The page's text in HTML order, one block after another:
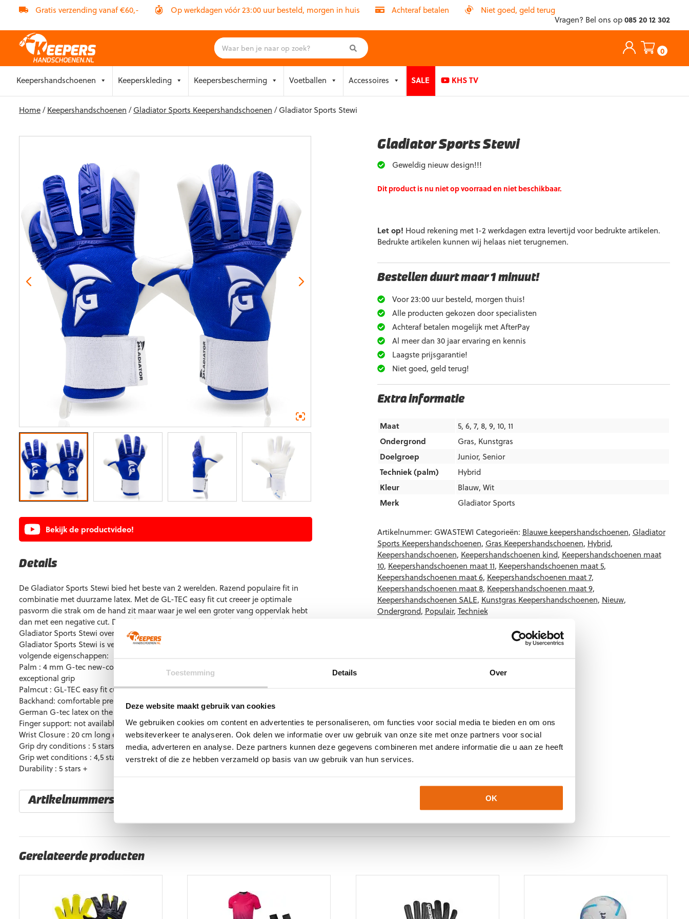
Toestemming Details Over
Deze website maakt gebruik van cookies
We gebruiken cookies om content en advertenties te personaliseren, om functies voor social media te bieden en om ons
websiteverkeer te analyseren. Ook delen we informatie over uw gebruik van onze site met onze partners voor social
media, adverteren en analyse. Deze partners kunnen deze gegevens combineren met andere informatie die u aan ze heeft
verstrekt of die ze hebben verzameld op basis van uw gebruik van hun services.
OK
Gratis verzending vanaf €60,- Op werkdagen vóór 23:00 uur besteld, morgen in huis Achteraf betalen
Niet goed, geld terug
Vragen? Bel ons op085 20 12 302
0
toKeepershandschoenen Keeperskleding Keepersbescherming Voetballen Accessoires SALE KHS TV
Home/Keepershandschoenen /Gladiator Sports Keepershandschoenen / Gladiator Sports Stewi
Bekijk de productvideo!
Details
De Gladiator Sports Stewi bied het beste van 2 werelden. Razend populaire fit in
combinatie met duurzame latex. Met de GL-TEC easy fit cut creeer je optimale
pasvorm die strak om de hand zit maar waar je wel een groter vang oppervlak hebt
dan met een negative cut. Door de 4 mm G-tec contact 21W latex beschikt de
Gladiator Sports Stewi over fantastische grip in combinatie met duurzaamheid. De
Gladiator Sports Stewi is verkrijgbaar van maat 5 t/m 11 en beschikt over de
volgende eigenschappen:
Palm : 4 mm G-tec new-contact 21W latex plus 4 mm of backing foam for
exceptional grip
Palmcut : GL-TEC easy fit cut with wrapped thumb
Backhand: comfortable prene body with silicone injected logo and 4 mm of
German G-tec latex on the schockzone
Finger support: not available for this glove
Wrist Closure : 20 cm long elastic strap
Grip dry conditions : 5 stars +
Grip wet conditions : 4,5 stars
Durability : 5 stars +
Artikelnummers
Eigenschappen
Gladiator Sports Stewi
Geweldig nieuw design!!!
Dit product is nu niet op voorraad en niet beschikbaar.
Let op! Houd rekening met 1-2 werkdagen extra levertijd voor bedrukte artikelen.
Bedrukte artikelen kunnen wij helaas niet terugnemen.
Artikelnummer: GWASTEWI Categorieën: Blauwe keepershandschoenen, Gladiator
Sports Keepershandschoenen, Gras Keepershandschoenen, Hybrid,
Keepershandschoenen, Keepershandschoenen kind, Keepershandschoenen maat
10, Keepershandschoenen maat 11, Keepershandschoenen maat 5,
Keepershandschoenen maat 6, Keepershandschoenen maat 7,
Keepershandschoenen maat 8, Keepershandschoenen maat 9,
Keepershandschoenen SALE, Kunstgras Keepershandschoenen, Nieuw,
Ondergrond, Populair, Techniek
Bestellen duurt maar 1 minuut!
Voor 23:00 uur besteld, morgen thuis!
Alle producten gekozen door specialisten
Achteraf betalen mogelijk met AfterPay
Al meer dan 30 jaar ervaring en kennis
Laagste prijsgarantie!
Niet goed, geld terug!
Extra informatie
Maat
5, 6, 7, 8, 9, 10, 11
Ondergrond
Gras, Kunstgras
Doelgroep
Junior, Senior
Techniek (palm)
Hybrid
Kleur
Blauw, Wit
Merk
Gladiator Sports
Gerelateerde producten